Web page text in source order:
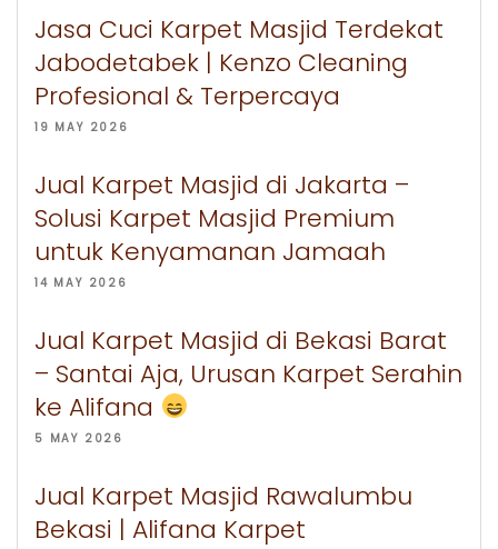
Jasa Cuci Karpet Masjid Terdekat
Jabodetabek | Kenzo Cleaning
Profesional & Terpercaya
19 MAY 2026
Jual Karpet Masjid di Jakarta –
Solusi Karpet Masjid Premium
untuk Kenyamanan Jamaah
14 MAY 2026
Jual Karpet Masjid di Bekasi Barat
– Santai Aja, Urusan Karpet Serahin
ke Alifana
5 MAY 2026
Jual Karpet Masjid Rawalumbu
Bekasi | Alifana Karpet